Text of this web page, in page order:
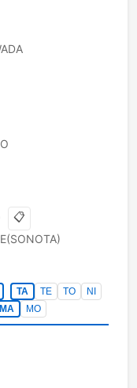
📋
TA TE TO
NI
MA MO